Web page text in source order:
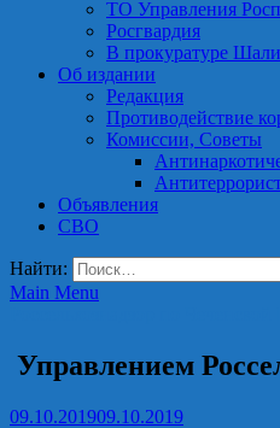
ТО Управления
Росгвардия
В прокуратуре
Об издании
Редакция
Противодействие
Комиссии, Советы
Объявления
СВО
Найти:
Main Menu
Управлением
09.10.201909.10.2019